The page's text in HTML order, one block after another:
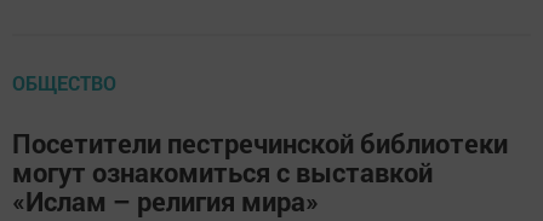
ОБЩЕСТВО
Посетители пестречинской библиотеки
могут ознакомиться с выставкой
«Ислам – религия мира»